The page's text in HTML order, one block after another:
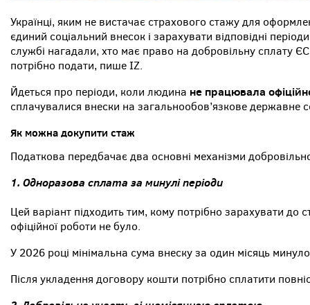
Українці, яким не вистачає страхового стажу для
єдиний соціальний внесок і зарахувати відповідні
службі нагадали, хто має право на добровільну сплату
потрібно подати, пише IZ.
Йдеться про періоди, коли людина не працювала
сплачувалися внески на загальнообов’язкове державне
Як можна докупити стаж
Податкова передбачає два основні механізми
1. Одноразова сплата за минулі періоди
Цей варіант підходить тим, кому потрібно зарахувати до
офіційної роботи не було.
У 2026 році мінімальна сума внеску за один місяць
Після укладення договору кошти потрібно сплатити